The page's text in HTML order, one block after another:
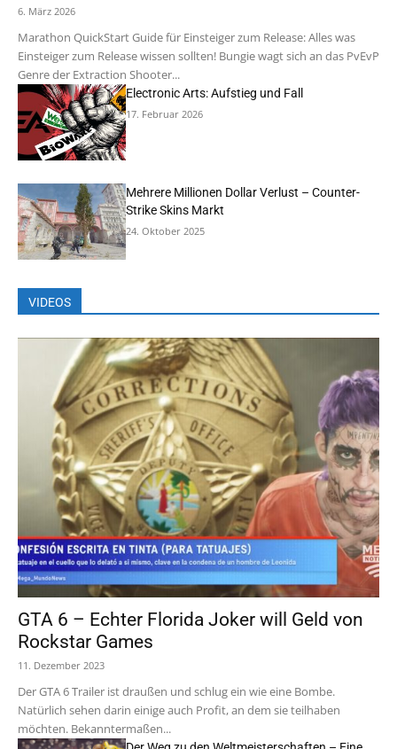
6. März 2026
Marathon QuickStart Guide für Einsteiger zum Release: Alles was
Einsteiger zum Release wissen sollten! Bungie wagt sich an das PvEvP
Genre der Extraction Shooter...
Electronic Arts: Aufstieg und Fall
17. Februar 2026
Mehrere Millionen Dollar Verlust – Counter-
Strike Skins Markt
24. Oktober 2025
VIDEOS
GTA 6 – Echter Florida Joker will Geld von
Rockstar Games
11. Dezember 2023
Der GTA 6 Trailer ist draußen und schlug ein wie eine Bombe.
Natürlich sehen darin einige auch Profit, an dem sie teilhaben
möchten. Bekanntermaßen...